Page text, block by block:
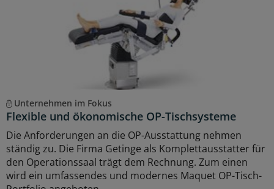
Unternehmen im Fokus
Flexible und ökonomische OP-Tischsysteme
Die Anforderungen an die OP-Ausstattung nehmen
ständig zu. Die Firma Getinge als Komplettausstatter für
den Operationssaal trägt dem Rechnung. Zum einen
wird ein umfassendes und modernes Maquet OP-Tisch-